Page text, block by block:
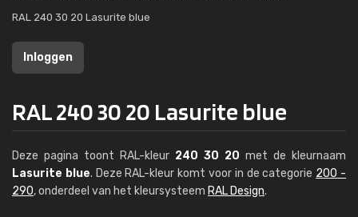
RAL 240 30 20 Lasurite blue
Inloggen
RAL 240 30 20 Lasurite blue
Deze pagina toont RAL-kleur 240 30 20 met de kleurnaam
Lasurite blue. Deze RAL-kleur komt voor in de categorie 200 -
290, onderdeel van het kleursysteem RAL Design.